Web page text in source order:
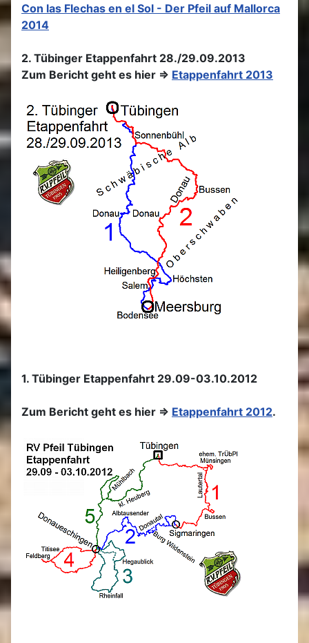
Con las Flechas en el Sol - Der Pfeil auf Mallorca
2014
2. Tübinger Etappenfahrt 28./29.09.2013
Zum Bericht geht es hier => Etappenfahrt 2013
1. Tübinger Etappenfahrt 29.09-03.10.2012
Zum Bericht geht es hier => Etappenfahrt 2012.